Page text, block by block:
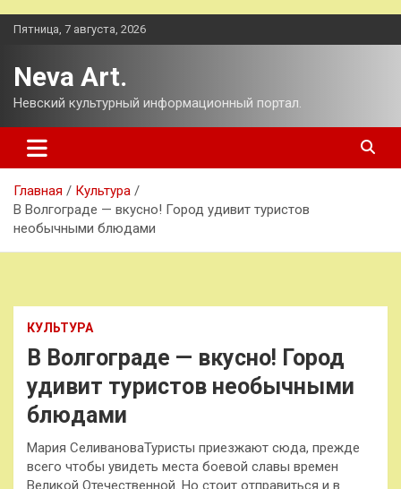
Перейти
Пятница, 7 августа, 2026
Neva Art.
Невский культурный информационный портал.
Главная
Культура
В Волгограде — вкусно! Город удивит туристов
необычными блюдами
КУЛЬТУРА
В Волгограде — вкусно! Город
удивит туристов необычными
блюдами
Мария СеливановаТуристы приезжают сюда, прежде
всего чтобы увидеть места боевой славы времен
Великой Отечественной. Но стоит отправиться и в